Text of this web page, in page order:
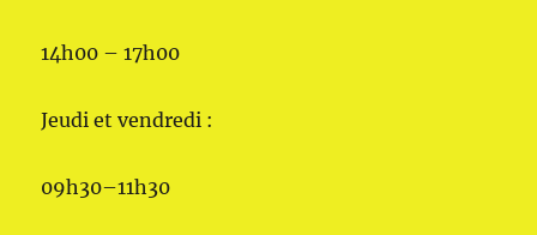
14h00 – 17h00
Jeudi et vendredi :
09h30–11h30